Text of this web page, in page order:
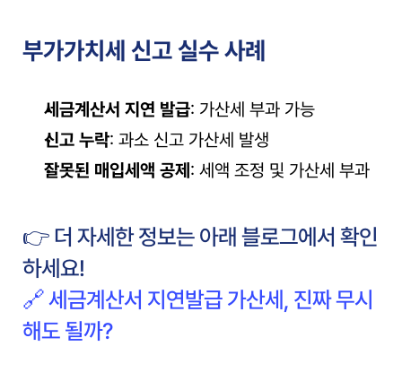
부가가치세 신고 실수 사례
세금계산서 지연 발급: 가산세 부과 가능
신고 누락: 과소 신고 가산세 발생
잘못된 매입세액 공제 : 세액 조정 및 가산세 부과
👉 더 자세한 정보는 아래 블로그에서 확인
하세요!
🔗 세금계산서 지연발급 가산세, 진짜 무시
해도 될까?